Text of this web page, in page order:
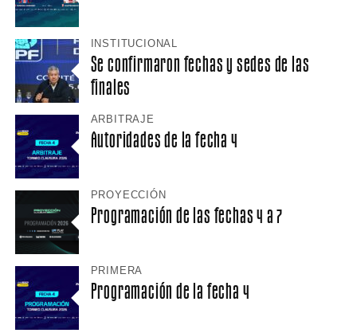
INSTITUCIONAL
Se confirmaron fechas y sedes de las
finales
ARBITRAJE
Autoridades de la fecha 4
PROYECCIÓN
Programación de las fechas 4 a 7
PRIMERA
Programación de la fecha 4